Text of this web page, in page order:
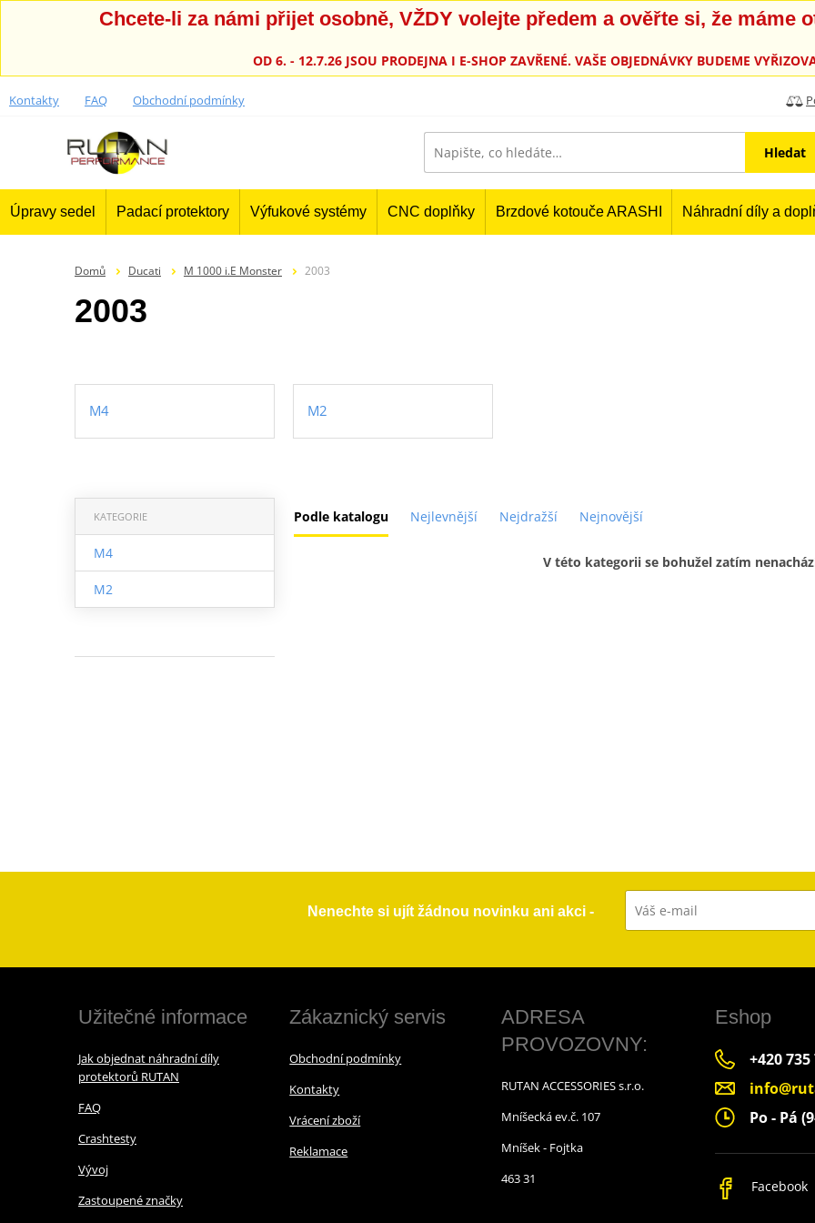
Chcete-li za námi přijet osobně, VŽDY volejte předem a ověřte si, že máme
OD 6. - 12.7.26 JSOU PRODEJNA I E-SHOP ZAVŘENÉ. VAŠE OBJEDNÁVKY BUDEME
Kontakty FAQ Obchodní podmínky
Hledat
Úpravy sedel Padací protektory Výfukové systémy CNC doplňky Brzdové kotouče ARASHI Náhradní díly a
Domů Ducati M 1000 i.E Monster 2003
2003
M4 M2
Podle katalogu Nejlevnější Nejdražší Nejnovější
KATEGORIE
M4
M2
V této kategorii se bohužel zatím
Nenechte si ujít žádnou novinku ani akci -
Užitečné informace
Jak objednat náhradní díly
protektorů RUTAN
FAQ
Crashtesty
Vývoj
Zastoupené značky
Zákaznický servis
Obchodní podmínky
Kontakty
Vrácení zboží
Reklamace
ADRESA
PROVOZOVNY:
RUTAN ACCESSORIES s.r.o.
Mníšecká ev.č. 107
Mníšek - Fojtka
463 31
Eshop
+420 735
Po - Pá
Facebook